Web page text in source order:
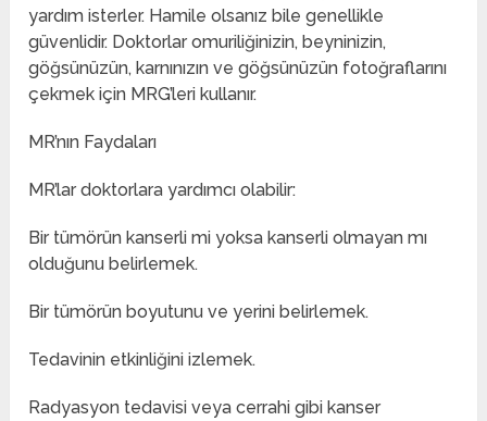
yardım isterler. Hamile olsanız bile genellikle
güvenlidir. Doktorlar omuriliğinizin, beyninizin,
göğsünüzün, karnınızın ve göğsünüzün fotoğraflarını
çekmek için MRG’leri kullanır.
MR’nın Faydaları
MR’lar doktorlara yardımcı olabilir:
Bir tümörün kanserli mi yoksa kanserli olmayan mı
olduğunu belirlemek.
Bir tümörün boyutunu ve yerini belirlemek.
Tedavinin etkinliğini izlemek.
Radyasyon tedavisi veya cerrahi gibi kanser